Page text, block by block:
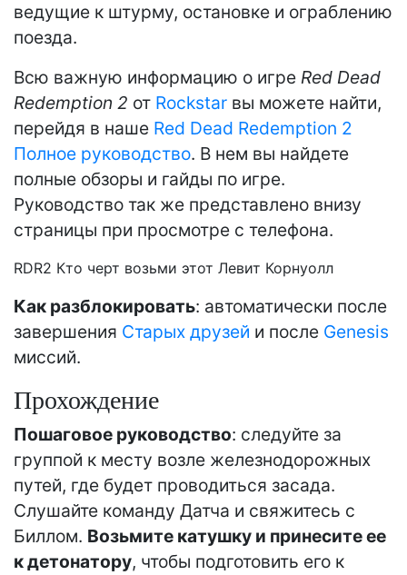
ведущие к штурму, остановке и ограблению
поезда.
Всю важную информацию о игре Red Dead
Redemption 2 от Rockstar вы можете найти,
перейдя в наше Red Dead Redemption 2
Полное руководство. В нем вы найдете
полные обзоры и гайды по игре.
Руководство так же представлено внизу
страницы при просмотре с телефона.
RDR2 Кто черт возьми этот Левит Корнуолл
Как разблокировать: автоматически после
завершения Старых друзей и после Genesis
миссий.
Прохождение
Пошаговое руководство: следуйте за
группой к месту возле железнодорожных
путей, где будет проводиться засада.
Слушайте команду Датча и свяжитесь с
Биллом. Возьмите катушку и принесите ее
к детонатору, чтобы подготовить его к